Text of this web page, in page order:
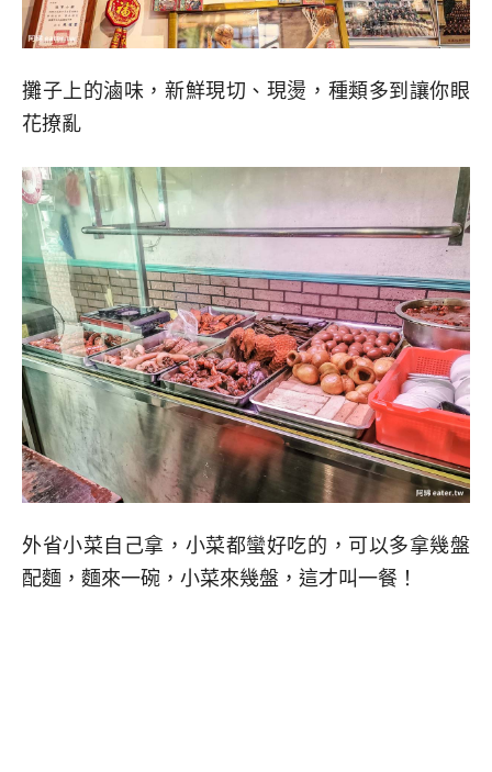
攤子上的滷味，新鮮現切、現燙，種類多到讓你眼
花撩亂
外省小菜自己拿，小菜都蠻好吃的，可以多拿幾盤
配麵，麵來一碗，小菜來幾盤，這才叫一餐！